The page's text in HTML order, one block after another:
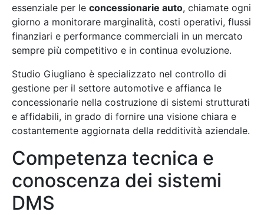
essenziale per le concessionarie auto, chiamate ogni
giorno a monitorare marginalità, costi operativi, flussi
finanziari e performance commerciali in un mercato
sempre più competitivo e in continua evoluzione.
Studio Giugliano è specializzato nel controllo di
gestione per il settore automotive e affianca le
concessionarie nella costruzione di sistemi strutturati
e affidabili, in grado di fornire una visione chiara e
costantemente aggiornata della redditività aziendale.
Competenza tecnica e
conoscenza dei sistemi
DMS